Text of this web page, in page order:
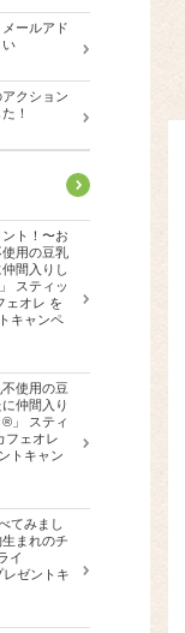
ールアド
い
クション
！
ト！〜お
用の豆乳
間入りし
スティッ
ェオレ を
キャンペ
使用の豆
仲間入り
」 スティ
フェオレ
トキャン
てみまし
まれのチ
イ
レゼントキ